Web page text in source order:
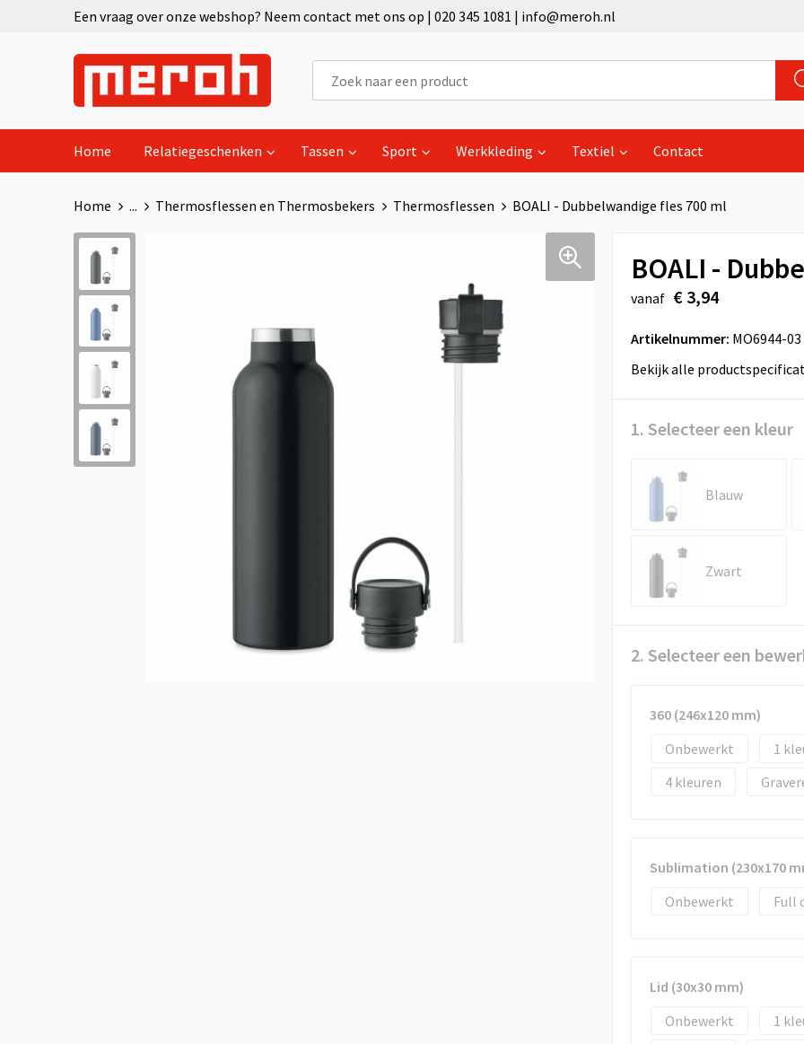
Een vraag over onze webshop? Neem contact met ons op | 020 345 1081 | info@meroh.nl
Home Relatiegeschenken Tassen Sport Werkkleding Textiel Contact
Home ... Thermosflessen en Thermosbekers Thermosflessen BOALI - Dubbelwandige fles 700 ml
BOALI -
vanaf € 3,94
Artikelnummer: MO6944-03
Bekijk alle
1. Selecteer een kleur
Blauw
Zwart
2. Selecteer een
360 (246x120 mm)
Onbewerkt
1
4
Sublimation (230x170
Onbewerkt
Full
Lid (30x30 mm)
Onbewerkt
1